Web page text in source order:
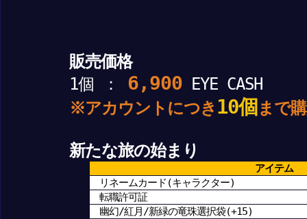
販売価格
1個 ： 6,900 EYE CASH
※アカウントにつき 10個 まで
新たな旅の始まり
アイテム
リネームカード(キャラクター)
転職許可証
幽幻/紅月/新緑の竜珠選択袋(+15)